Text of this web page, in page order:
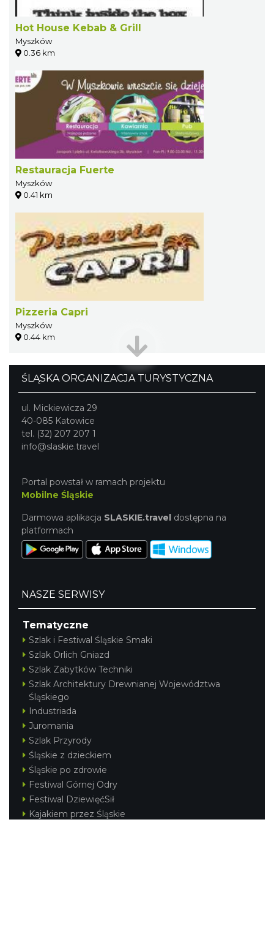
Hot House Kebab & Grill
Myszków
0.36 km
Restauracja Fuerte
Myszków
0.41 km
Pizzeria Capri
Myszków
0.44 km
ŚLĄSKA ORGANIZACJA TURYSTYCZNA
ul. Mickiewicza 29
40-085 Katowice
tel. (32) 207 207 1
info@slaskie.travel
Portal powstał w ramach projektu
Mobilne Śląskie
Darmowa aplikacja SLASKIE.travel dostępna na
platformach
NASZE SERWISY
Tematyczne
Szlak i Festiwal Śląskie Smaki
Szlak Orlich Gniazd
Szlak Zabytków Techniki
Szlak Architektury Drewnianej Województwa
Śląskiego
Industriada
Juromania
Szlak Przyrody
Śląskie z dzieckiem
Śląskie po zdrowie
Festiwal Górnej Odry
Festiwal DziewięćSił
Kajakiem przez Śląskie